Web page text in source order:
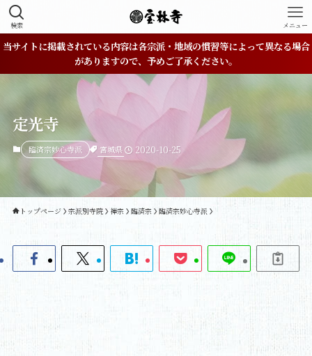
検索 メニュー
当サイトに掲載されている内容は各宗派・地域の慣習等によって異なる場合
がありますので、予めご了承ください。
定光寺
臨済宗妙心寺派 宮城県 2020-10-25
トップページ 宗派別寺院 禅宗 臨済宗 臨済宗妙心寺派